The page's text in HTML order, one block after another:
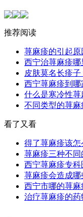
推荐阅读
荨麻疹的引起
西宁治荨麻疹
皮肤莫名长疹
西宁荨麻疹到
什么是寒冷性荨
不同类型的荨
看了又看
得了荨麻疹该
荨麻疹三种不同
西宁荨麻疹专科
荨麻疹会造成哪
西宁市哪的荨
治疗荨麻疹的药